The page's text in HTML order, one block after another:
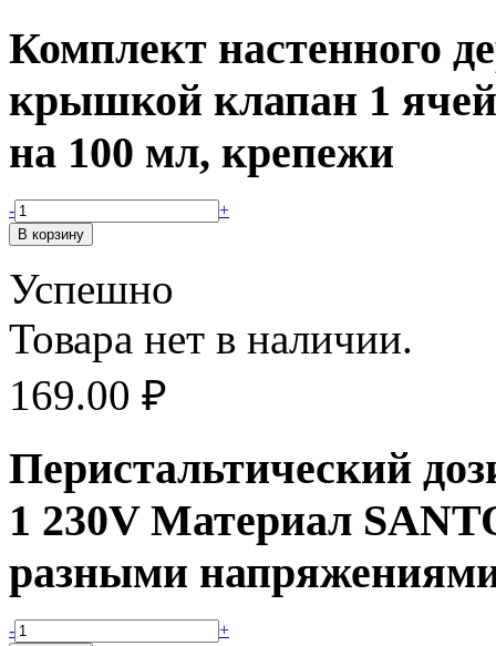
Комплект настенного
крышкой клапан 1
на 100 мл, крепежи
- +
Успешно
Товара нет в наличии.
169.00 ₽
Перистальтический
1 230V Материал
разными
- +